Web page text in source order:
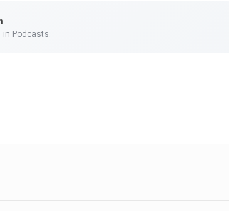
Podcasts.